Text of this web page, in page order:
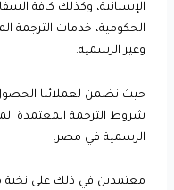
الإسبانية، وكذلك كافة
الحكومية، خدمات الترجمة
وغير الرسمية.
حيث نضمن لعملائنا
شروط الترجمة المعتمدة
الرسمية في مصر.
معتمدين في ذلك على نخبة